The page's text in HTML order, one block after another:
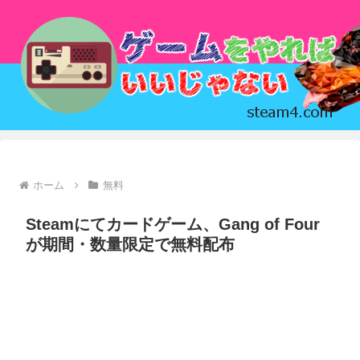
ホーム 無料
Steamにてカードゲーム、Gang of Four
が期間・数量限定で無料配布